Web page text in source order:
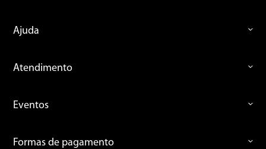
Ajuda
Atendimento
Eventos
Formas de pagamento